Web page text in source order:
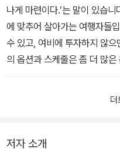
나게 마련이다.’는 말이 있습
에 맞추어 살아가는 여행자들
수 있고, 여비에 투자하지 않
의 옵션과 스케줄은 좀 더 많
에 따라 달라집니다. 돈은 자
더
저자 소개